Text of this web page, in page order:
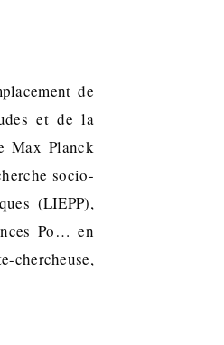
de
et de la
Max Planck
socio-
(LIEPP),
Po… en
chercheuse,